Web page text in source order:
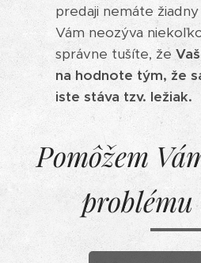
predaji nemáte
Vám neozýva
správne tušíte, že
na hodnote tým, že
iste stáva tzv. ležiak.
Pomôžem